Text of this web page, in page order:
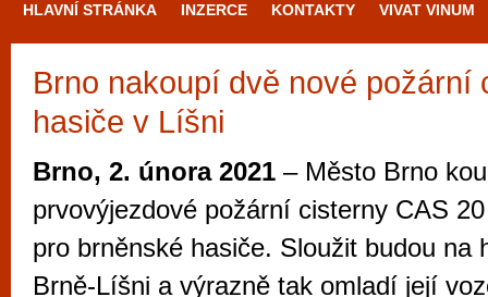
HLAVNÍ STRÁNKA INZERCE KONTAKTY VIVAT VINUM
Brno nakoupí dvě nové požární
hasiče v Líšni
Brno, 2. února 2021 – Město Brno
prvovýjezdové požární cisterny CAS
pro brněnské hasiče. Sloužit budou na
Brně-Líšni a výrazně tak omladí její
Průvodce
Brno je
zajímavé
restaurace,
Mimo jiné je ale také místem, kde si